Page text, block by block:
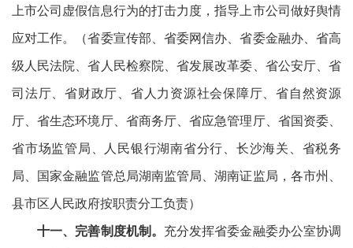
上市公司虚假信息行为的打击力度，指导上市公司做好舆情
应对工作。（省委宣传部、省委网信办、省委金融办、省高
级人民法院、省人民检察院、省发展改革委、省公安厅、省
司法厅、省财政厅、省人力资源社会保障厅、省自然资源
厅、省生态环境厅、省商务厅、省应急管理厅、省国资委、
省市场监管局、人民银行湖南省分行、长沙海关、省税务
局、国家金融监管总局湖南监管局、湖南证监局，各市州、
县市区人民政府按职责分工负责）
十一、完善制度机制。 充分发挥省委金融委办公室协调